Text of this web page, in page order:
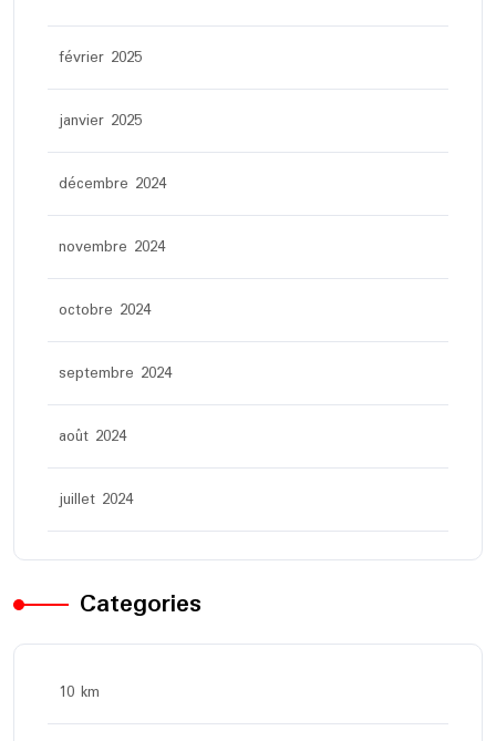
février 2025
janvier 2025
décembre 2024
novembre 2024
octobre 2024
septembre 2024
août 2024
juillet 2024
Categories
10 km